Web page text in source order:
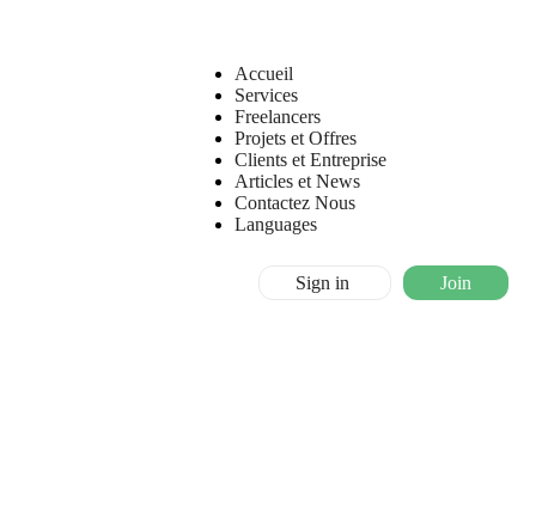
Accueil
Services
Freelancers
Projets et Offres
Clients et Entreprise
Articles et News
Contactez Nous
Languages
Sign in Join